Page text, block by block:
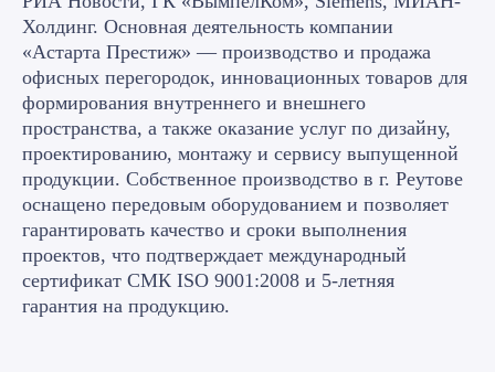
Холдинг. Основная деятельность компании
«Астарта Престиж» — производство и продажа
офисных перегородок, инновационных товаров для
формирования внутреннего и внешнего
пространства, а также оказание услуг по дизайну,
проектированию, монтажу и сервису выпущенной
продукции. Собственное производство в г. Реутове
оснащено передовым оборудованием и позволяет
гарантировать качество и сроки выполнения
проектов, что подтверждает международный
сертификат СМК ISO 9001:2008 и 5-летняя
гарантия на продукцию.